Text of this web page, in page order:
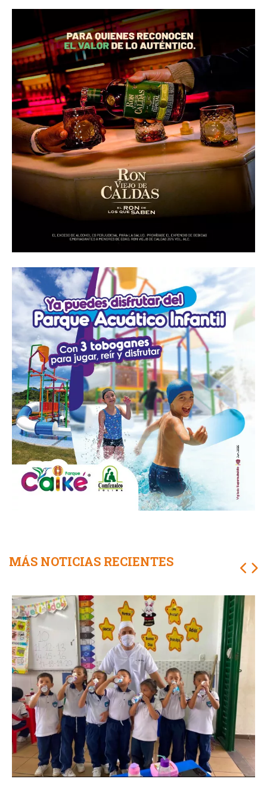
MÁS NOTICIAS RECIENTES